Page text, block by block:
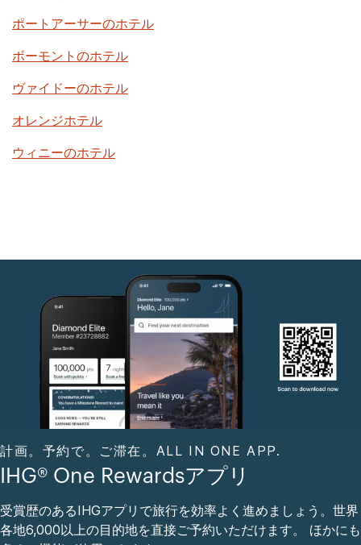
ポートアーサーのホテル
ボーモントのホテル
ヴァイドーのホテル
オレンジホテル
ウィニーのホテル
計画。予約で。ご滞在。ALL IN ONE APP.
IHG® One Rewardsアプリ
受賞歴のあるIHGアプリで旅行を効率よく進めましょう。世界
各地6,000以上の目的地を直接ご予約いただけます。 ほかにも